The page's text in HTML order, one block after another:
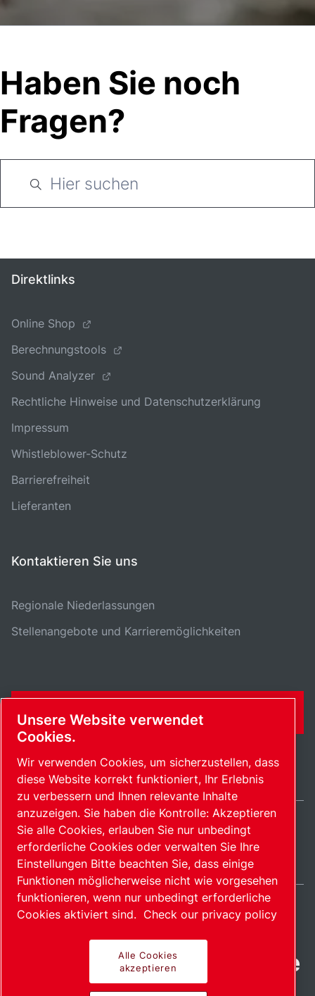
Haben Sie noch
Fragen?
Direktlinks
Online Shop
Berechnungstools
Sound Analyzer
Rechtliche Hinweise und Datenschutzerklärung
Impressum
Whistleblower-Schutz
Barrierefreiheit
Lieferanten
Kontaktieren Sie uns
Regionale Niederlassungen
Stellenangebote und Karrieremöglichkeiten
KONTAKTFORMULAR
SitemapCookies verwalten© 2026 Copyright.
Switzerland / DE
Fortschrittliche Produkte
Unsere Website verwendet
Cookies.
Wir verwenden Cookies, um sicherzustellen, dass
diese Website korrekt funktioniert, Ihr Erlebnis
zu verbessern und Ihnen relevante Inhalte
anzuzeigen. Sie haben die Kontrolle: Akzeptieren
Sie alle Cookies, erlauben Sie nur unbedingt
erforderliche Cookies oder verwalten Sie Ihre
Einstellungen Bitte beachten Sie, dass einige
Funktionen möglicherweise nicht wie vorgesehen
funktionieren, wenn nur unbedingt erforderliche
Cookies aktiviert sind. Check our privacy policy
Alle Cookies
akzeptieren